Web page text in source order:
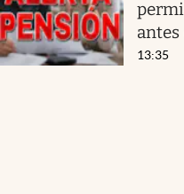
13:35